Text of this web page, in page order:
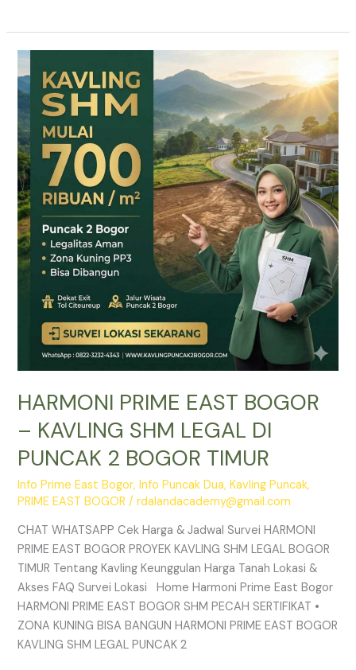
HARMONI PRIME EAST BOGOR
– KAVLING SHM LEGAL DI
PUNCAK 2 BOGOR TIMUR
Info Prime East Bogor,Info Puncak Dua,Kavling Puncak,
PRIME EAST BOGOR /rdalandacademy@gmail.com
CHAT WHATSAPP Cek Harga & Jadwal Survei HARMONI
PRIME EAST BOGOR PROYEK KAVLING SHM LEGAL BOGOR
TIMUR Tentang Kavling Keunggulan Harga Tanah Lokasi &
Akses FAQ Survei Lokasi Home Harmoni Prime East Bogor
HARMONI PRIME EAST BOGOR SHM PECAH SERTIFIKAT •
ZONA KUNING BISA BANGUN HARMONI PRIME EAST BOGOR
KAVLING SHM LEGAL PUNCAK 2
HARMONI
PRIME
EAST
BOGOR
–
KAVLING
SHM
LEGAL
DI
PUNCAK
2
BOGOR